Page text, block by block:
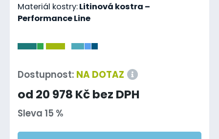
Materiál kostry:Litinová kostra –
Performance Line
Dostupnost: NA DOTAZ
od 20 978 Kč bez DPH
Sleva 15 %